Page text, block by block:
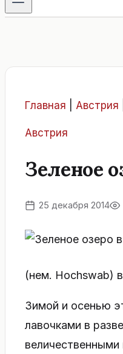
Главная Австрия
Австрия
Зеленое
25 декабря 2014
(нем. Hochswab) в
Зимой и осенью
лавочками в